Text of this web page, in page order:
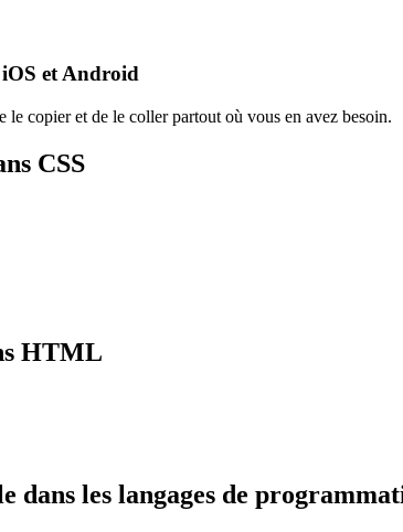
et Android
copier et de le coller partout où vous en avez besoin.
CSS
HTML
dans les langages de